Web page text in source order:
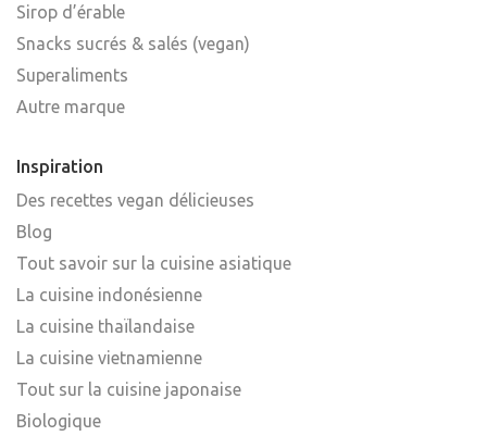
Sirop d’érable
Snacks sucrés & salés (vegan)
Superaliments
Autre marque
Inspiration
Des recettes vegan délicieuses
Blog
Tout savoir sur la cuisine asiatique
La cuisine indonésienne
La cuisine thaïlandaise
La cuisine vietnamienne
Tout sur la cuisine japonaise
Biologique